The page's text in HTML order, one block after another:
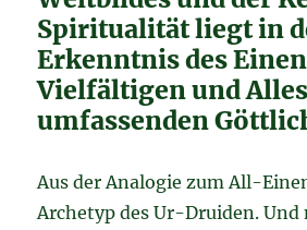
Spiritualität liegt in
Erkenntnis des
Vielfältigen und Alles
umfassenden
Aus der Analogie zum All-
Archetyp des Ur-Druiden.